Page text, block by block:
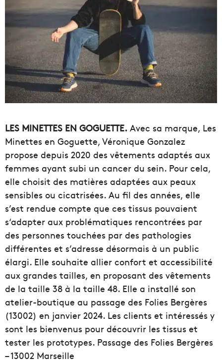
LES MINETTES EN GOGUETTE. Avec sa marque, Les
Minettes en Goguette, Véronique Gonzalez
propose depuis 2020 des vêtements adaptés aux
femmes ayant subi un cancer du sein. Pour cela,
elle choisit des matières adaptées aux peaux
sensibles ou cicatrisées. Au fil des années, elle
s’est rendue compte que ces tissus pouvaient
s‘adapter aux problématiques rencontrées par
des personnes touchées par des pathologies
différentes et s’adresse désormais à un public
élargi. Elle souhaite allier confort et accessibilité
aux grandes tailles, en proposant des vêtements
de la taille 38 à la taille 48. Elle a installé son
atelier-boutique au passage des Folies Bergères
(13002) en janvier 2024. Les clients et intéressés y
sont les bienvenus pour découvrir les tissus et
tester les prototypes. Passage des Folies Bergères
– 13002 Marseille